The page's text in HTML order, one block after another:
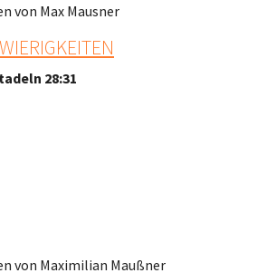
von Max Mausner
28:31
von Maximilian Maußner